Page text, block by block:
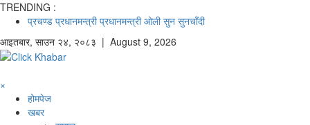
TRENDING :
प्रचण्ड प्रधानमन्त्री प्रधानमन्त्री ओली सुन सुनचाँदी
आइतबार, साउन २४, २०८३ | August 9, 2026
×
होमपेज
खबर